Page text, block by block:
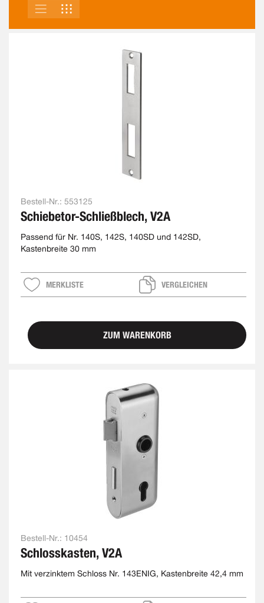
ANSICHT
ALS
LISTE
Bestell-Nr.: 553125
Schiebetor-Schließblech, V2A
Passend für Nr. 140S, 142S, 140SD und 142SD,
Kastenbreite 30 mm
MERKLISTE VERGLEICHEN
ZUM WARENKORB
Bestell-Nr.: 10454
Schlosskasten, V2A
Mit verzinktem Schloss Nr. 143ENIG, Kastenbreite 42,4 mm